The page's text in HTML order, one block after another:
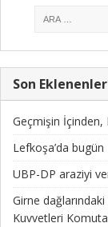
Son Eklenenler
Geçmişin İçinden,
Lefkoşa’da bugün
UBP-DP araziyi
Girne
Kuvvetleri